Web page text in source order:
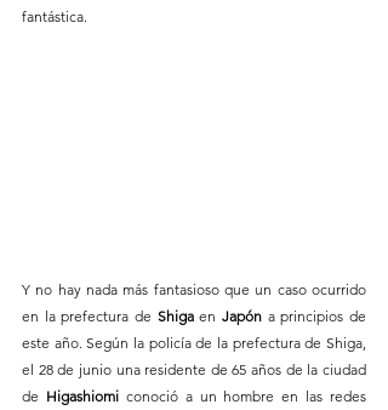
fantástica.
Y no hay nada más fantasioso que un caso ocurrido
en la prefectura de Shiga en Japón a principios de
este año. Según la policía de la prefectura de Shiga,
el 28 de junio una residente de 65 años de la ciudad
de Higashiomi conoció a un hombre en las redes